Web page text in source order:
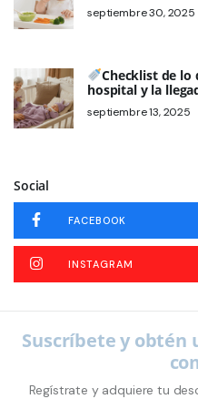
septiembre 30, 2025
Checklist de lo
hospital y la
septiembre 13, 2025
Social
FACEBOOK
INSTAGRAM
Suscríbete y obtén
Regístrate y adquiere tu